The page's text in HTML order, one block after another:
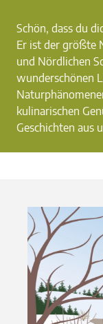
Schön, dass du
Er ist der größte
und Nördlichen
wunderschönen
kulinarischen
Geschichten aus